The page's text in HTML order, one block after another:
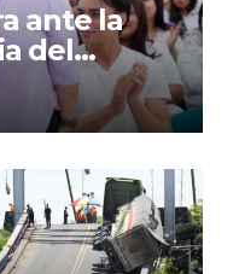
ante la
del
capacita a